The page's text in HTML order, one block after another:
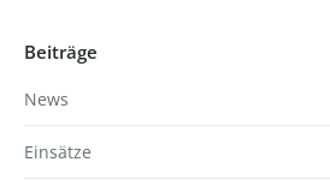
Beiträge
News
Einsätze